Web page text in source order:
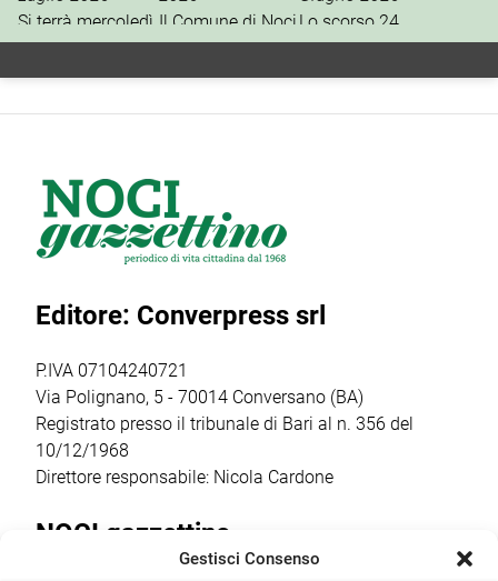
di via Siciliani
nome
Si terrà mercoledì
15 luglio, alle ore
19, al Parco
cerimonia di
intitolazione
dell’area a Felice
Laforgia, già
figura
turistico
Il Comune di Noci
è tra i beneficiari
della misura
della rete degli
info point
turistici.
Attraverso
2021-2027, il
ottenuto un
finanziamento […]
vera destra
Lo scorso 24
aprile, la
segreteria
ratifica per il
Costituente […]
Editore: Converpress srl
P.IVA 07104240721
Via Polignano, 5 - 70014 Conversano (BA)
Registrato presso il tribunale di Bari al n. 356 del
10/12/1968
Direttore responsabile: Nicola Cardone
NOCI gazzettino
Gestisci Consenso